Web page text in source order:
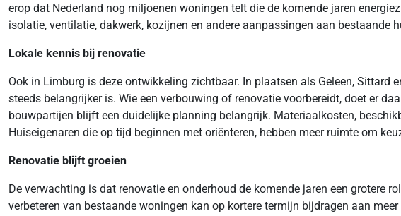
erop dat Nederland nog miljoenen woningen telt die de komende jaren
isolatie, ventilatie, dakwerk, kozijnen en andere aanpassingen aan bestaande
Lokale kennis bij renovatie
Ook in Limburg is deze ontwikkeling zichtbaar. In plaatsen als Geleen,
steeds belangrijker is. Wie een verbouwing of renovatie voorbereidt, doet er
bouwpartijen blijft een duidelijke planning belangrijk. Materiaalkosten,
Huiseigenaren die op tijd beginnen met oriënteren, hebben meer ruimte om
Renovatie blijft groeien
De verwachting is dat renovatie en onderhoud de komende jaren een
verbeteren van bestaande woningen kan op kortere termijn bijdragen aan